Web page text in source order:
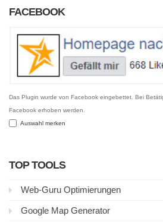
FACEBOOK
Das Plugin wurde von Facebook eingebettet. Bei
Facebook erhoben werden.
Auswahl merken
TOP TOOLS
Web-Guru Optimierungen
Google Map Generator